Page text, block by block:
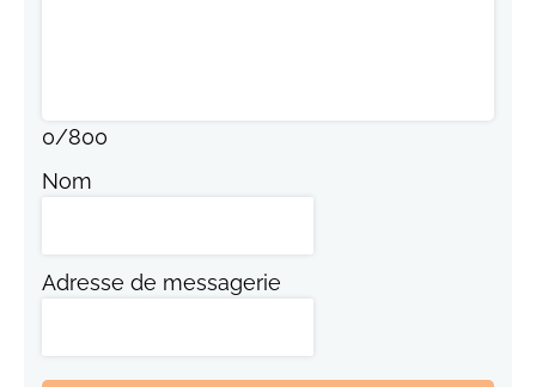
0/800
Nom
Adresse de messagerie